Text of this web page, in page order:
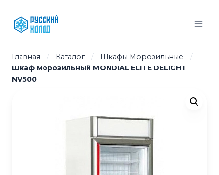
содержимому
Главная / Каталог / Шкафы Морозильные
/
Шкаф морозильный MONDIAL ELITE DELIGHT
NV500